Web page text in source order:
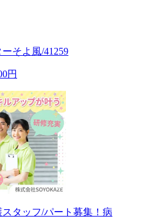
そよ風/41259
円
スタッフ/パート募集！病